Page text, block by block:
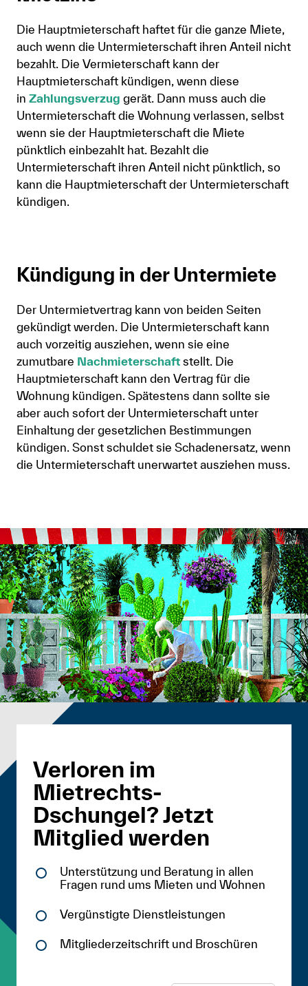
Die Hauptmieterschaft haftet für die ganze Miete,
auch wenn die Untermieterschaft ihren Anteil nicht
bezahlt. Die Vermieterschaft kann der
Hauptmieterschaft kündigen, wenn diese
in Zahlungsverzug gerät. Dann muss auch die
Untermieterschaft die Wohnung verlassen, selbst
wenn sie der Hauptmieterschaft die Miete
pünktlich einbezahlt hat. Bezahlt die
Untermieterschaft ihren Anteil nicht pünktlich, so
kann die Hauptmieterschaft der Untermieterschaft
kündigen.
Kündigung in der Untermiete
Der Untermietvertrag kann von beiden Seiten
gekündigt werden. Die Untermieterschaft kann
auch vorzeitig ausziehen, wenn sie eine
zumutbare Nachmieterschaft stellt. Die
Hauptmieterschaft kann den Vertrag für die
Wohnung kündigen. Spätestens dann sollte sie
aber auch sofort der Untermieterschaft unter
Einhaltung der gesetzlichen Bestimmungen
kündigen. Sonst schuldet sie Schadenersatz, wenn
die Untermieterschaft unerwartet ausziehen muss.
Verloren im
Mietrechts-
Dschungel? Jetzt
Mitglied werden
Unterstützung und Beratung in allen
Fragen rund ums Mieten und Wohnen
Vergünstigte Dienstleistungen
Mitgliederzeitschrift und Broschüren